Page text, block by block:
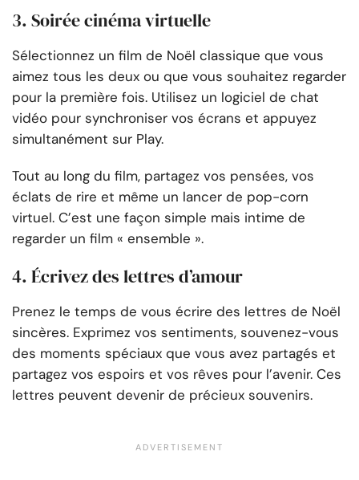
3. Soirée cinéma virtuelle
Sélectionnez un film de Noël classique que vous
aimez tous les deux ou que vous souhaitez regarder
pour la première fois. Utilisez un logiciel de chat
vidéo pour synchroniser vos écrans et appuyez
simultanément sur Play.
Tout au long du film, partagez vos pensées, vos
éclats de rire et même un lancer de pop-corn
virtuel. C’est une façon simple mais intime de
regarder un film « ensemble ».
4. Écrivez des lettres d’amour
Prenez le temps de vous écrire des lettres de Noël
sincères. Exprimez vos sentiments, souvenez-vous
des moments spéciaux que vous avez partagés et
partagez vos espoirs et vos rêves pour l’avenir. Ces
lettres peuvent devenir de précieux souvenirs.